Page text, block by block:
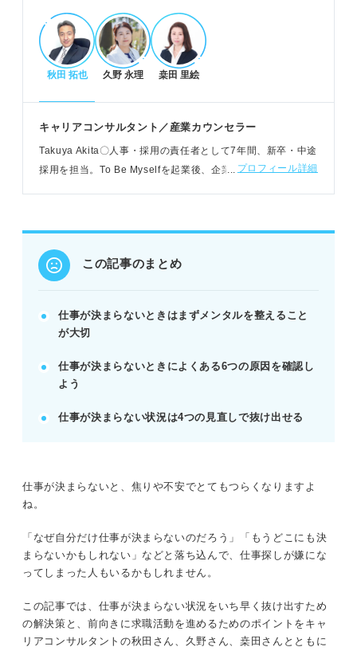
原因を特定し、選考対策を見直す
ミスマッチな求人応募や目標不明確な点を改善する
応募書類は企業ニーズに合わせ魅力を伝える
意欲を示す
POINT：求職活動は長い人生の通過点と捉え、前向
記事の該当箇所を見る
拠！ 解決策は確実にある
仕事が決まらないときに知っておきたい！ 不
安が軽くなる事実
つまずき地点を確認！ 仕事が決まらないとき
と併せてご確認ください。
秋田 拓也 久野 永理 桒田 里絵
キャリアコンサルタント／産業カウンセラー
Takuya Akita〇人事・採用の責任者として7年間、新卒・中途
採用を担当。To Be Myselfを起業後、企業内のキャリアコン
プロフィール詳細
この記事のまとめ
仕事が決まらないときはまずメンタルを整えること
が大切
仕事が決まらないときによくある6つの原因を確認し
よう
仕事が決まらない状況は4つの見直しで抜け出せる
仕事が決まらないと、焦りや不安でとてもつらくなりますよ
ね。
「なぜ自分だけ仕事が決まらないのだろう」「もうどこにも決
まらないかもしれない」などと落ち込んで、仕事探しが嫌にな
ってしまった人もいるかもしれません。
この記事では、仕事が決まらない状況をいち早く抜け出すため
の解決策と、前向きに求職活動を進めるためのポイントをキャ
リアコンサルタントの秋田さん、久野さん、桒田さんとともに